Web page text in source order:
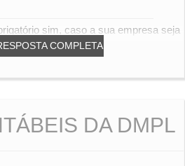
COMPLETA
sim, caso a sua empresa seja
das...
DA DMPL